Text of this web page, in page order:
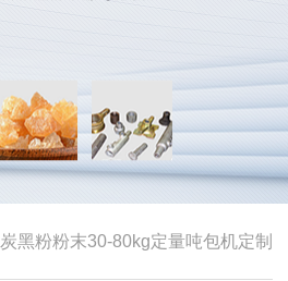
炭黑粉粉末30-80kg定量吨包机定制